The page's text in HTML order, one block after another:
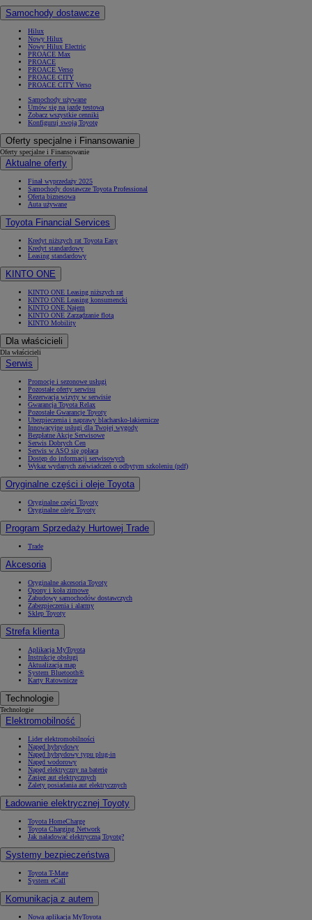
Samochody dostawcze
Hilux
Nowy Hilux
Nowy Hilux Electric
PROACE Max
PROACE
PROACE Verso
PROACE CITY
PROACE CITY Verso
Samochody używane
Umów się na jazdę testową
Zobacz wszystkie cenniki
Konfiguruj swoją Toyotę
Oferty specjalne i Finansowanie
Oferty specjalne i Finansowanie
Aktualne oferty
Finał wyprzedaży 2025
Samochody dostawcze Toyota Professional
Oferta biznesowa
Auta używane
Toyota Financial Services
Kredyt niższych rat Toyota Easy
Kredyt standardowy
Leasing standardowy
KINTO ONE
KINTO ONE Leasing niższych rat
KINTO ONE Leasing konsumencki
KINTO ONE Najem
KINTO ONE Zarządzanie flotą
KINTO Mobility
Dla właścicieli
Dla właścicieli
Serwis
Promocje i sezonowe usługi
Pozostałe oferty serwisu
Rezerwacja wizyty w serwisie
Gwarancja Toyota Relax
Pozostałe Gwarancje Toyoty
Ubezpieczenia i naprawy blacharsko-lakiernicze
Innowacyjne usługi dla Twojej wygody
Bezpłatne Akcje Serwisowe
Serwis Dobrych Cen
Serwis w ASO się opłaca
Dostęp do informacji serwisowych
Wykaz wydanych zaświadczeń o odbytym szkoleniu (pdf)
Oryginalne części i oleje Toyota
Oryginalne części Toyoty
Oryginalne oleje Toyoty
Program Sprzedaży Hurtowej Trade
Trade
Akcesoria
Oryginalne akcesoria Toyoty
Opony i koła zimowe
Zabudowy samochodów dostawczych
Zabezpieczenia i alarmy
Sklep Toyoty
Strefa klienta
Aplikacja MyToyota
Instrukcje obsługi
Aktualizacja map
System Bluetooth®
Karty Ratownicze
Technologie
Technologie
Elektromobilność
Lider elektromobilności
Napęd hybrydowy
Napęd hybrydowy typu plug-in
Napęd wodorowy
Napęd elektryczny na baterię
Zasięg aut elektrycznych
Zalety posiadania aut elektrycznych
Ładowanie elektrycznej Toyoty
Toyota HomeCharge
Toyota Charging Network
Jak naładować elektryczną Toyotę?
Systemy bezpieczeństwa
Toyota T-Mate
System eCall
Komunikacja z autem
Nowa aplikacja MyToyota